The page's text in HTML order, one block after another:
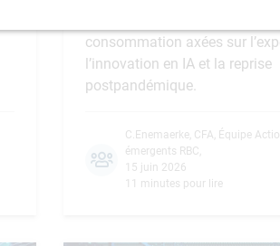
consommation axées sur
l’innovation en IA et la reprise
postpandémique.
C.Enemaerke, CFA Équipe
émergents RBC
15 juin 2026
11 minutes pour lire